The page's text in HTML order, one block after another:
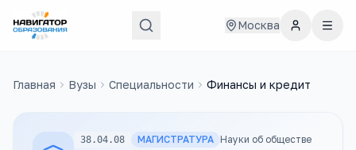
Москва
Главная Вузы Специальности Финансы и кредит
38.04.08 МАГИСТРАТУРА Науки об обществе